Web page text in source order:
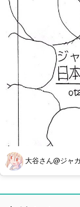
大谷さん@ジャ